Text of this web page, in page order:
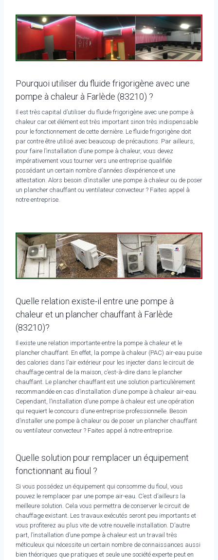
Pourquoi utiliser du fluide frigorigène avec une
pompe à chaleur à Farlède (83210) ?
Il est très capital d’utiliser du fluide frigorigène avec une pompe à
chaleur car cet élément est très important sinon très indispensable
pour le fonctionnement de cette dernière. Le fluide frigorigène doit
par contre être utilisé avec beaucoup de précautions. Par ailleurs,
pour faire l’installation d’une pompe à chaleur, vous devez
impérativement vous tourner vers une entreprise qualifiée
possédant un certain nombre d’années d’expérience et une
attestation. Alors besoin d’installer une pompe à chaleur ou de poser
un plancher chauffant ou ventilateur convecteur ? Faites appel à
notre entreprise.
Quelle relation existe-il entre une pompe à
chaleur et un plancher chauffant à Farlède
(83210)?
Il existe une relation importante entre la pompe à chaleur et le
plancher chauffant. En effet, la pompe à chaleur (PAC) air-eau puise
des calories dans l’air extérieur pour les injecter dans le circuit de
chauffage central de la maison, c’est-à-dire dans le plancher
chauffant. Le plancher chauffant est une solution particulièrement
recommandée en cas d’installation d’une pompe à chaleur air-eau.
Cependant, l’installation d’une pompe à chaleur est une opération
qui requiert le concours d’une entreprise professionnelle. Besoin
d’installer une pompe à chaleur ou de poser un plancher chauffant
ou ventilateur convecteur ? Faites appel à notre entreprise.
Quelle solution pour remplacer un équipement
fonctionnant au fioul ?
Si vous possédez un équipement qui consomme du fioul, vous
pouvez le remplacer par une pompe air-eau. C’est d’ailleurs la
meilleure solution. Cela vous permettra de conserver le circuit de
chauffage existant. Les travaux exécutés seront peu importants et
vous profiterez au plus vite de votre nouvelle installation. D’autre
part, l’installation d’une pompe à chaleur est un travail très
méticuleux qui nécessite un certain nombre de connaissances aussi
bien théoriques que pratiques et seule une société experte peut en